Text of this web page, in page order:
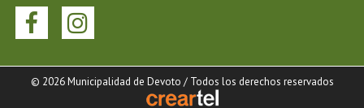
© 2026 Municipalidad de Devoto / Todos los derechos reservados